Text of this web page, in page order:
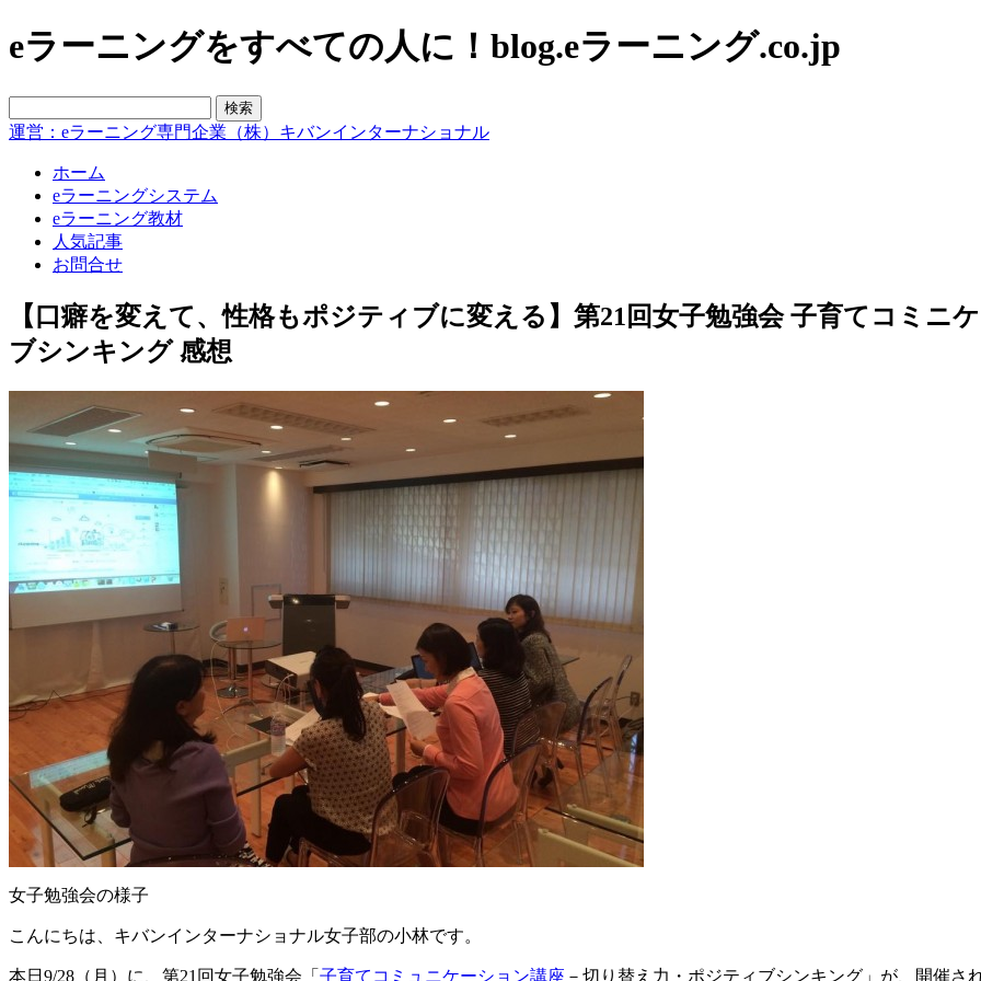
eラーニングをすべての人に！blog.eラーニング.co.jp
運営：eラーニング専門企業（株）キバンインターナショナル
ホーム
eラーニングシステム
eラーニング教材
人気記事
お問合せ
【口癖を変えて、性格もポジティブに変える】第21回女子勉強会 子育てコミニ
ブシンキング 感想
女子勉強会の様子
こんにちは、キバンインターナショナル女子部の小林です。
本日9/28（月）に、第21回女子勉強会「 子育てコミュニケーション講座 －切り替え力・ポジティブシンキング」が、開催さ